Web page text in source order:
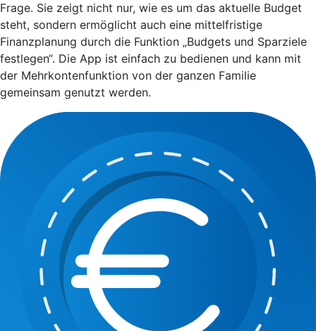
Frage. Sie zeigt nicht nur, wie es um das aktuelle Budget
steht, sondern ermöglicht auch eine mittelfristige
Finanzplanung durch die Funktion „Budgets und Sparziele
festlegen“. Die App ist einfach zu bedienen und kann mit
der Mehrkontenfunktion von der ganzen Familie
gemeinsam genutzt werden.